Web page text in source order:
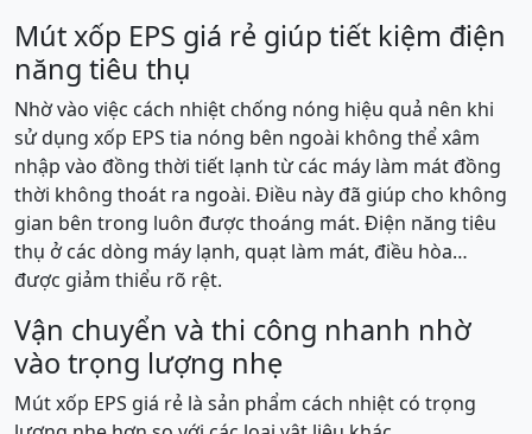
Mút xốp EPS giá rẻ giúp tiết kiệm điện
năng tiêu thụ
Nhờ vào việc cách nhiệt chống nóng hiệu quả nên khi
sử dụng xốp EPS tia nóng bên ngoài không thể xâm
nhập vào đồng thời tiết lạnh từ các máy làm mát đồng
thời không thoát ra ngoài. Điều này đã giúp cho không
gian bên trong luôn được thoáng mát. Điện năng tiêu
thụ ở các dòng máy lạnh, quạt làm mát, điều hòa…
được giảm thiểu rõ rệt.
Vận chuyển và thi công nhanh nhờ
vào trọng lượng nhẹ
Mút xốp EPS giá rẻ là sản phẩm cách nhiệt có trọng